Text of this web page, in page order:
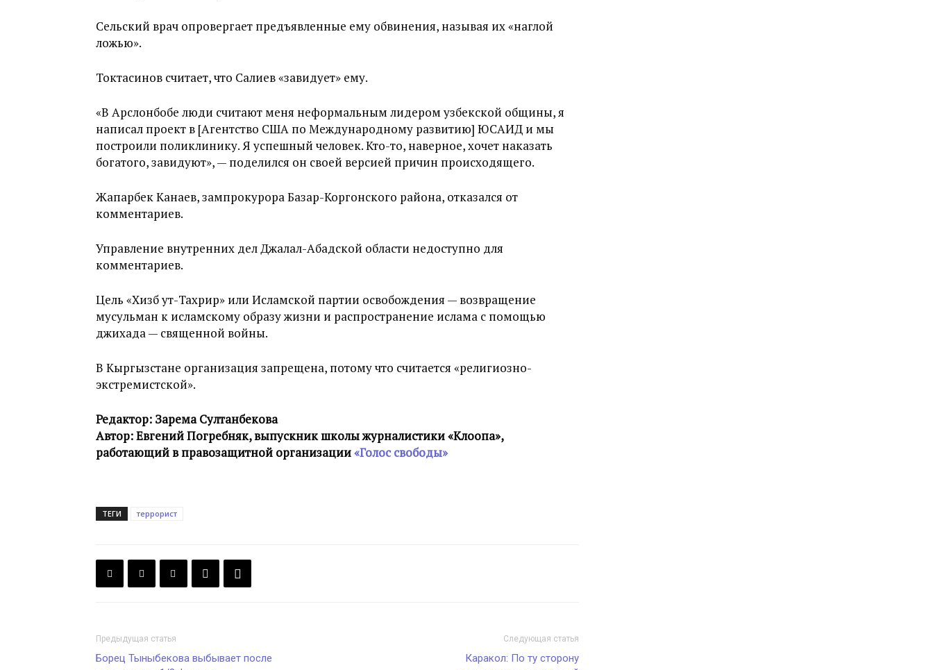
Сельский врач опровергает предъявленные ему обвинения, называя их «наглой
ложью».
Токтасинов считает, что Салиев «завидует» ему.
«В Арслонбобе люди считают меня неформальным лидером узбекской общины, я
написал проект в [Агентство США по Международному развитию] ЮСАИД и мы
построили поликлинику. Я успешный человек. Кто-то, наверное, хочет наказать
богатого, завидуют», — поделился он своей версией причин происходящего.
Жапарбек Канаев, зампрокурора Базар-Коргонского района, отказался от
комментариев.
Управление внутренних дел Джалал-Абадской области недоступно для
комментариев.
Цель «Хизб ут-Тахрир» или Исламской партии освобождения — возвращение
мусульман к исламскому образу жизни и распространение ислама с помощью
джихада — священной войны.
В Кыргызстане организация запрещена, потому что считается «религиозно-
экстремистской».
Редактор: Зарема Султанбекова
Автор: Евгений Погребняк, выпускник школы журналистики «Клоопа»,
работающий в правозащитной организации«Голос свободы»
ТЕГИ террорист
Предыдущая статья
Борец Тыныбекова выбывает после
Следующая статья
Каракол: По ту сторону